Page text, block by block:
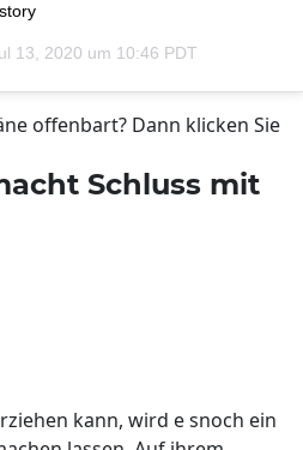
13, 2020 um 10:46 PDT
offenbart? Dann klicken Sie
Schluss mit
kann, wird e snoch ein